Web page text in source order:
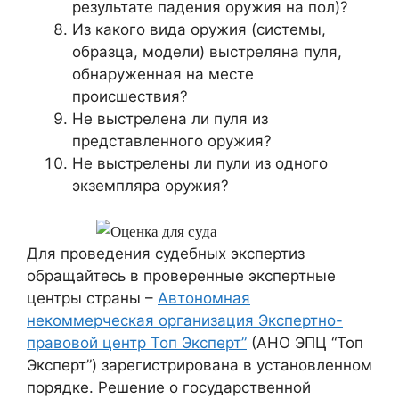
результате падения оружия на пол)?
Из какого вида оружия (системы,
образца, модели) выстреляна пуля,
обнаруженная на месте
происшествия?
Не выстрелена ли пуля из
представленного оружия?
Не выстрелены ли пули из одного
экземпляра оружия?
Для проведения судебных экспертиз
обращайтесь в проверенные экспертные
центры страны – Автономная
некоммерческая организация Экспертно-
правовой центр Топ Эксперт” (АНО ЭПЦ “Топ
Эксперт”) зарегистрирована в установленном
порядке. Решение о государственной